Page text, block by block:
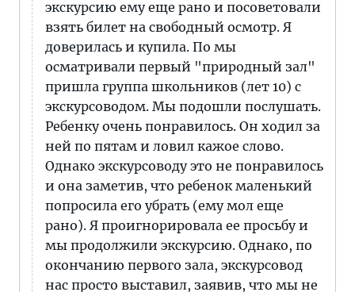
экскурсию ему еще рано и посоветовали
взять билет на свободный осмотр. Я
доверилась и купила. По мы
осматривали первый "природный зал"
пришла группа школьников (лет 10) с
экскурсоводом. Мы подошли послушать.
Ребенку очень понравилось. Он ходил за
ней по пятам и ловил кажое слово.
Однако экскурсоводу это не понравилось
и она заметив, что ребенок маленький
попросила его убрать (ему мол еще
рано). Я проигнорировала ее просьбу и
мы продолжили экскурсию. Однако, по
окончанию первого зала, экскурсовод
нас просто выставил, заявив, что мы не